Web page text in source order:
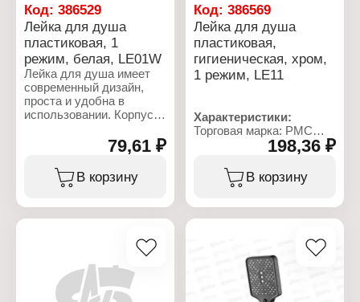
Код: 386529
Лейка для душа
пластиковая, 1
режим, белая, LE01W
Лейка для душа имеет
современный дизайн,
проста и удобна в
использовании. Корпус
ударопрочного пластика.
Характеристики:
Торговая марка: РМС
Тип товара: Лейка для
Форма лейки: круглая
Количество режимов: 1
Материал: пластиковая
79,61 ₽
В корзину
Код:386569
Лейка для душа
пластиковая,
гигиеническая, хром,
1 режим, LE11
Характеристики:
Торговая марка: РМС
Артикул: LE11
Тип товара: Лейка для
Цвет: хром
резьбы: 1/2"
Количество режимов: 1
Материал: пластик
198,36 ₽
В корзину